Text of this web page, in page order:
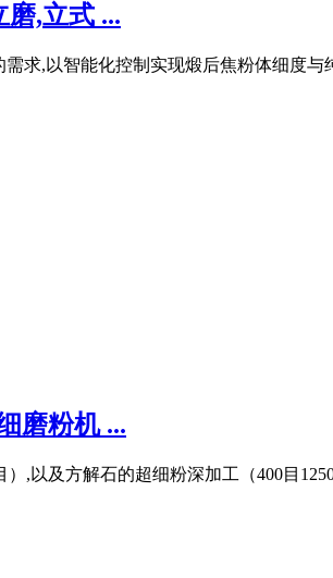
,立式 ...
求,以智能化控制实现煅后焦粉体细度
磨粉机 ...
,以及方解石的超细粉深加工（400目